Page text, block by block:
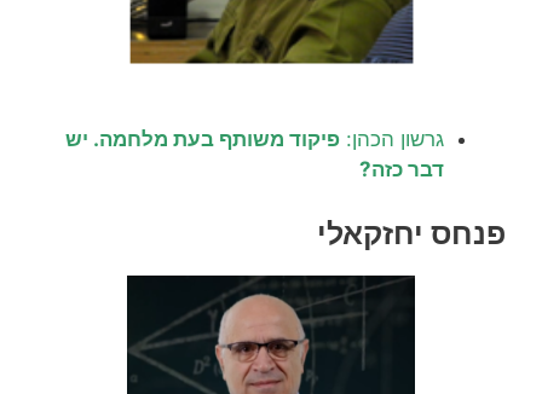
גרשון הכהן: פיקוד משותף בעת מלחמה. יש
דבר כזה?
פנחס יחזקאלי